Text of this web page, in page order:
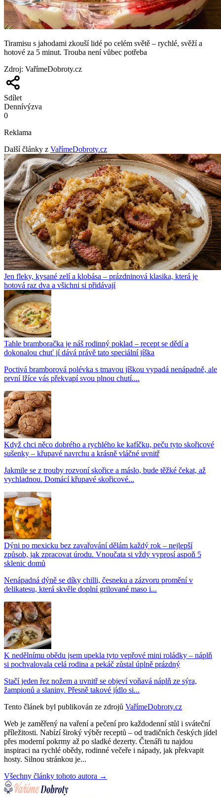
Tiramisu s jahodami zkouší lidé po celém světě – rychlé, svěží a
hotové za 5 minut. Trouba není vůbec potřeba
Zdroj: VařímeDobroty.cz
Sdílet
Dennívýzva
0
Reklama
Další články z VařímeDobroty.cz
Jen fleky, kysané zelí a klobása – prázdninová klasika, která je
hotová raz dva a všichni si přidávají
Tahle bramboračka je náš rodinný poklad – recept se dědí a
dokonalou chuť jí dává právě tato speciální jíška
Poctivá bramborová polévka s tmavou jíškou vypadá nenápadně, ale
první lžíce vás překvapí svou plnou chutí....
Když chci něco dobrého a rychlého ke kafíčku, peču tyto skořicové
sušenky – křupavé navrchu a krásně vláčné uvnitř
Jakmile se z trouby rozvoní skořice a máslo, bude těžké čekat, až
vychladnou. Domácí křupavé skořicové...
Dýni po mexicku bez zavařování dělám každý rok – nejlepší
způsob, jak zpracovat úrodu. Vnoučata si vždy vyprosí aspoň 5
sklenic domů
Nenápadná dýně se díky chilli, česneku a zázvoru promění v
delikatesu, která skvěle doplní grilované maso i...
K nedělnímu obědu jsem upekla tyto vepřové mini roládky – náplň
si pochvalovala celá rodina a pekáč zůstal úplně prázdný
Stačí jeden řez nožem a uvnitř se objeví voňavá náplň ze sýra,
žampionů a slaniny. Přesně takové jídlo si...
Tento článek byl publikován ze zdrojů VařímeDobroty.cz
Web je zaměřený na vaření a pečení pro každodenní stůl i sváteční
příležitosti. Nabízí široký výběr receptů – od tradičních českých jídel
přes moderní pokrmy až po sladké dezerty. Čtenáři tu najdou
inspiraci na rychlé obědy, rodinné večeře i nápady, jak překvapit
hosty. Silnou stránkou je...
Všechny články tohoto autora →